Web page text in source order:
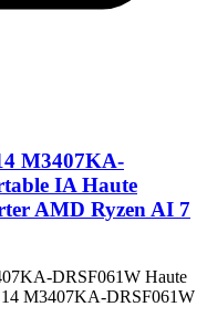
M3407KA-
IA Haute
AMD Ryzen AI 7
DRSF061W Haute
M3407KA-DRSF061W